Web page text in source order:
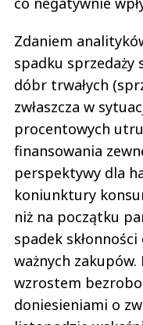
Zdaniem
spadku sprzedaży
dóbr trwałych
zwłaszcza w
procentowych
finansowania
perspektywy dla
koniunktury
niż na początku
spadek
ważnych
wzrostem
doniesieniami o